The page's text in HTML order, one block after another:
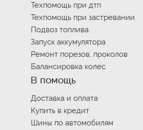
Техпомощь при дтп
Техпомощь при застревании
Подвоз топлива
Запуск аккумулятора
Ремонт порезов, проколов
Балансировка колес
В помощь
Доставка и оплата
Купить в кредит
Шины по автомобилям